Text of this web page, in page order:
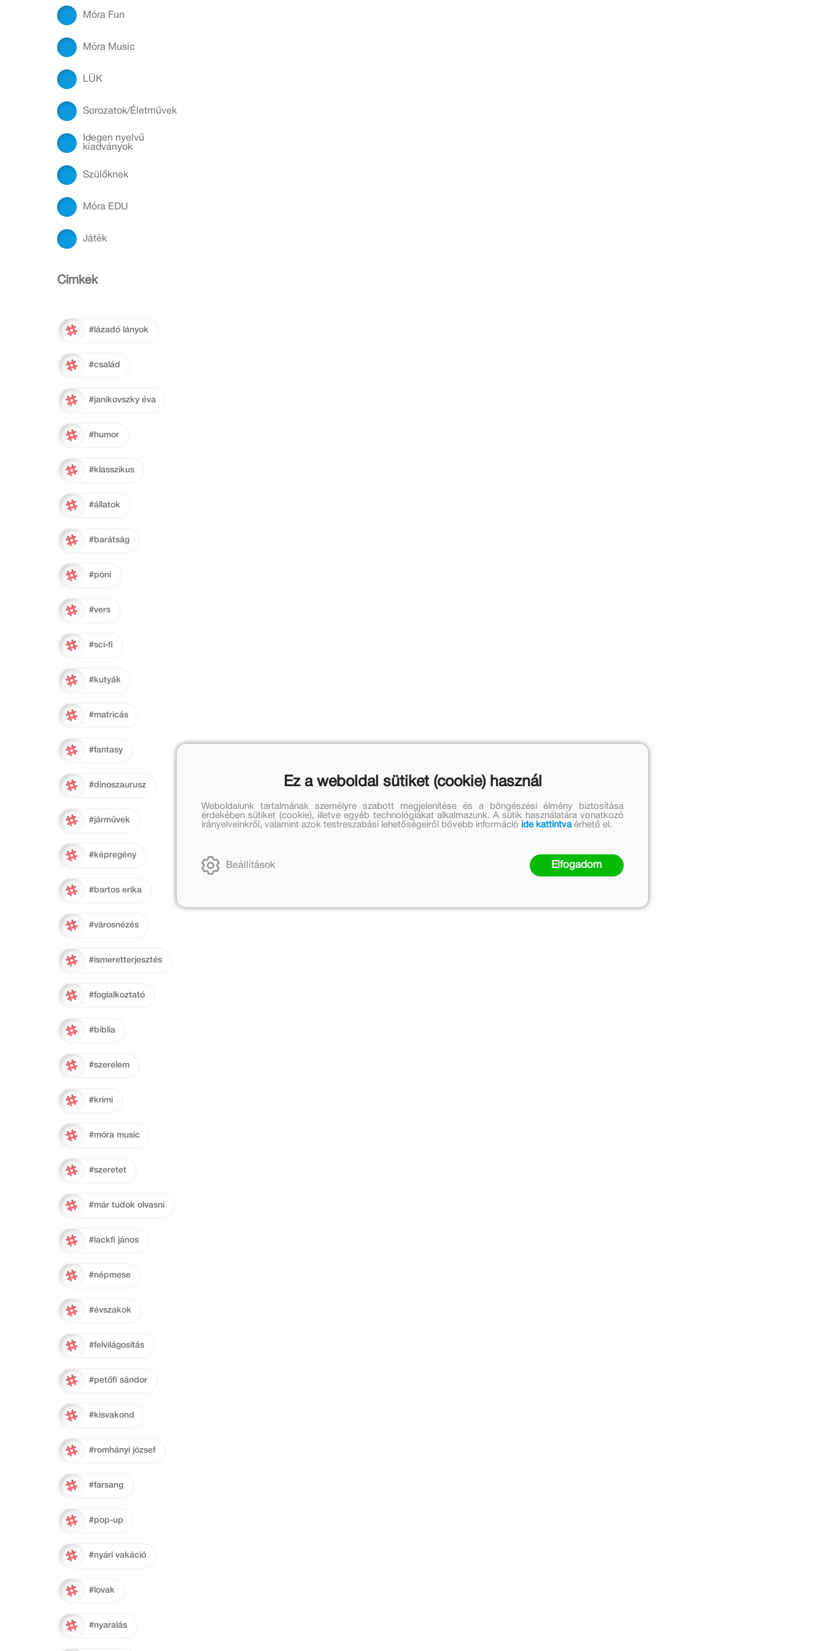
Móra Fun
Móra Music
LÜK
Sorozatok/Életművek
Idegen nyelvű
kiadványok
Szülőknek
Móra EDU
Játék
Cimkék
#lázadó lányok
#család
#janikovszky éva
#humor
#klasszikus
#állatok
#barátság
#póni
#vers
#sci-fi
#kutyák
#matricás
#fantasy
#dinoszaurusz
#járművek
#képregény
#bartos erika
#városnézés
#ismeretterjesztés
#foglalkoztató
#biblia
#szerelem
#krimi
#móra music
#szeretet
#már tudok olvasni
#lackfi jános
#népmese
#évszakok
#felvilágosítás
#petőfi sándor
#kisvakond
#romhányi józsef
#farsang
#pop-up
#nyári vakáció
#lovak
#nyaralás
Ez a weboldal sütiket (cookie) használ
Weboldalunk tartalmának személyre szabott megjelenítése és a böngészési élmény biztosítása
érdekében sütiket (cookie), illetve egyéb technológiákat alkalmazunk. A sütik használatára vonatkozó
irányelveinkről, valamint azok testreszabási lehetőségeiről bővebb információ ide kattintvaérhető el.
Beállítások Elfogadom